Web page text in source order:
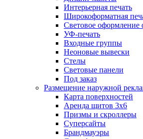
Интерьерная печать
Широкоформатная
Световое оформление
УФ-печать
Входные группы
Неоновые вывески
Стелы
Световые панели
Под заказ
Размещение наружной
Карта поверхностей
Аренда щитов 3х6
Призмы и скроллеры
Суперсайты
Брандмауэры